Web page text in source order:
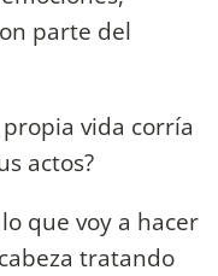
parte del
vida corría
actos?
que voy a hacer
tratando